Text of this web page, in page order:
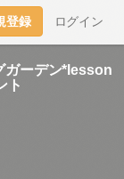
登録 ログイン
ーデン*lesson
ト